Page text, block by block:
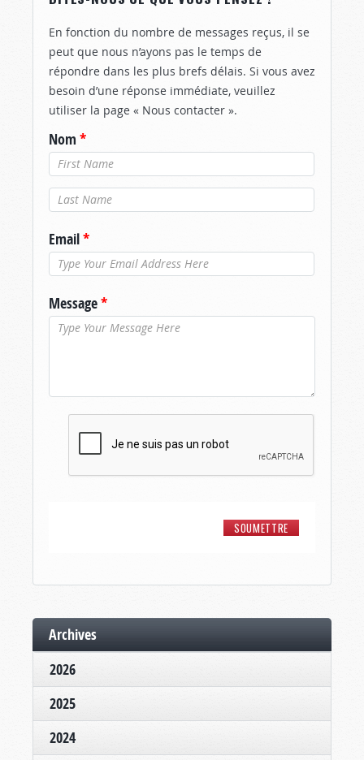
En fonction du nombre de messages reçus, il se
peut que nous n’ayons pas le temps de
répondre dans les plus brefs délais. Si vous avez
besoin d’une réponse immédiate, veuillez
utiliser la page « Nous contacter ».
Nom *
Nom de
famille*
Email*
Message*
Archives
2026
2025
2024